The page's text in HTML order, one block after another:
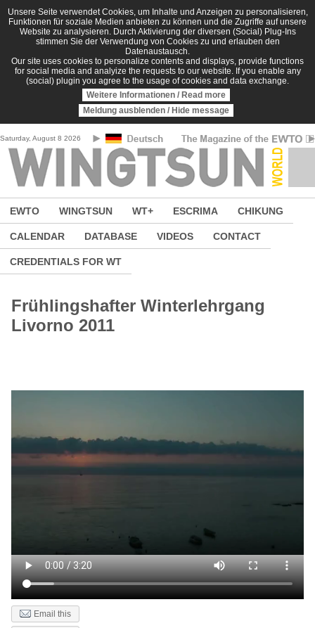
Skip to main content
Unsere Seite verwendet Cookies, um Inhalte und Anzeigen zu personalisieren,
Funktionen für soziale Medien anbieten zu können und die Zugriffe auf unsere
Website zu analysieren. Durch Aktivierung der diversen (Social) Plug-Ins
stimmen Sie der Verwendung von Cookies zu und erlauben den
Datenaustausch.
Our site uses cookies to personalize contents and displays, provide functions
for social media and analyize the requests to our website. If you enable any
(social) plugin you agree to the usage of cookies and data exchange.
Weitere Informationen / Read more
Meldung ausblenden / Hide message
Saturday, August 8 2026
EWTO WINGTSUN WT+ ESCRIMA CHIKUNG
CALENDAR DATABASE VIDEOS CONTACT
CREDENTIALS FOR WT
Frühlingshafter Winterlehrgang
Livorno 2011
Email this